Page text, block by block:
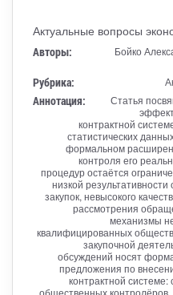
Актуальные вопросы
Авторы:
Бойко
Рубрика:
Аннотация:
Статья
контрактной
статистических
формальном
контроля его
процедур остаётся
низкой
закупок, невысокого
рассмотрения
механизмы
квалифицированных
закупочной
обсуждений носят
предложения по
контрактной
общественных